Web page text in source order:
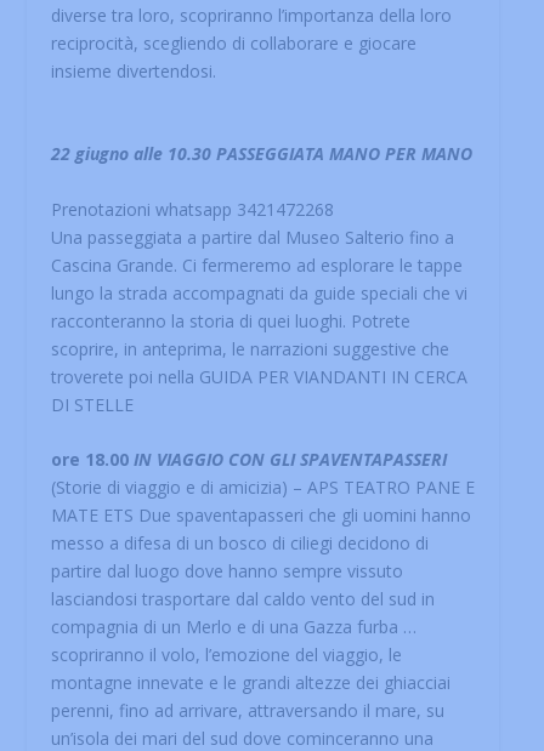
diverse tra loro, scopriranno l’importanza della loro
reciprocità, scegliendo di collaborare e giocare
insieme divertendosi.
22 giugno alle 10.30 PASSEGGIATA MANO PER MANO
Prenotazioni whatsapp 3421472268
Una passeggiata a partire dal Museo Salterio fino a
Cascina Grande. Ci fermeremo ad esplorare le tappe
lungo la strada accompagnati da guide speciali che vi
racconteranno la storia di quei luoghi. Potrete
scoprire, in anteprima, le narrazioni suggestive che
troverete poi nella GUIDA PER VIANDANTI IN CERCA
DI STELLE
ore 18.00 IN VIAGGIO CON GLI SPAVENTAPASSERI
(Storie di viaggio e di amicizia) – APS TEATRO PANE E
MATE ETS Due spaventapasseri che gli uomini hanno
messo a difesa di un bosco di ciliegi decidono di
partire dal luogo dove hanno sempre vissuto
lasciandosi trasportare dal caldo vento del sud in
compagnia di un Merlo e di una Gazza furba …
scopriranno il volo, l’emozione del viaggio, le
montagne innevate e le grandi altezze dei ghiacciai
perenni, fino ad arrivare, attraversando il mare, su
un’isola dei mari del sud dove cominceranno una